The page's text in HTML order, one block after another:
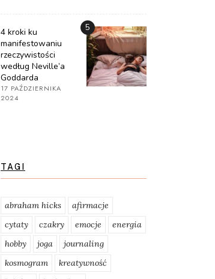
4 kroki ku
manifestowaniu
rzeczywistości
według Neville’a
Goddarda
17 PAŹDZIERNIKA
2024
5
TAGI
abraham hicks
afirmacje
cytaty
czakry emocje
energia
hobby
joga
journaling
kosmogram
kreatywność